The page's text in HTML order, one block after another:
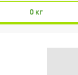
0 кг